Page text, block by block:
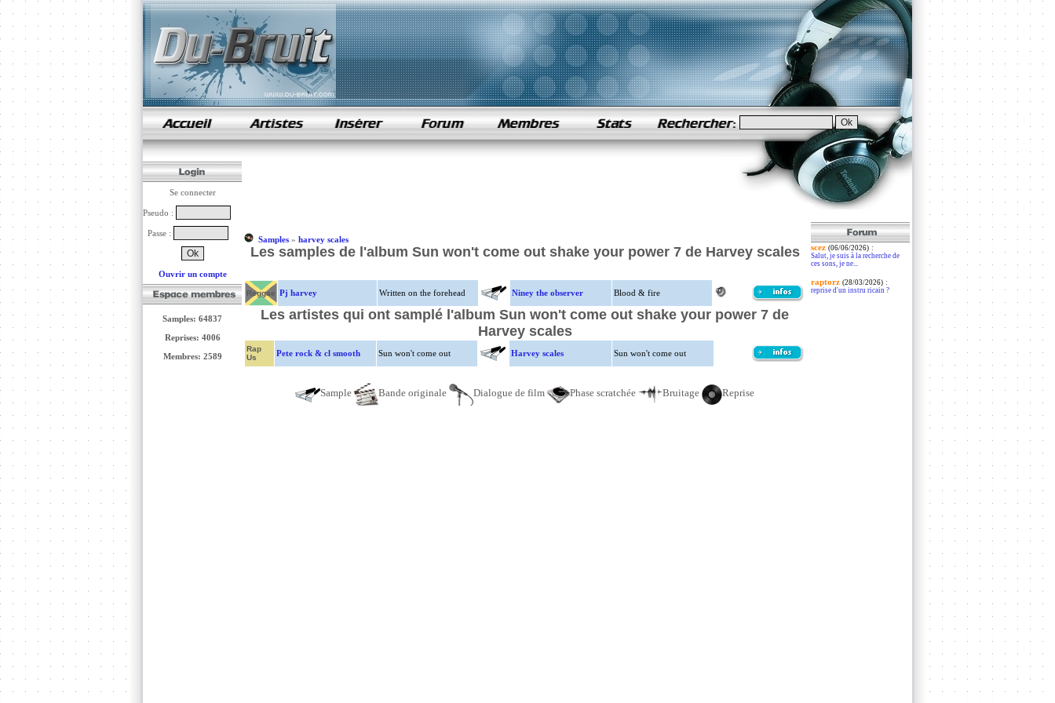
samples de rap
Se connecter
Pseudo :
Passe :
Ouvrir un compte
Samples: 64837
Reprises: 4006
Membres: 2589
Samples» harvey scales
Les samples de l'album Sun won't come out shake your power 7 de Harvey scales
Reggae Pj harvey Written on the forehead Niney the observer Blood & fire
Les artistes qui ont samplé l'album Sun won't come out shake your power 7 de
Harvey scales
Rap
Us
Pete rock & cl smooth Sun won't come out Harvey scales Sun won't come out
Sample Bande originale Dialogue de film Phase scratchée Bruitage Reprise
scez (06/06/2026):
Salut, je suis à la recherche de
ces sons, je ne...
raptorz (28/03/2026):
reprise d'un instru ricain ?